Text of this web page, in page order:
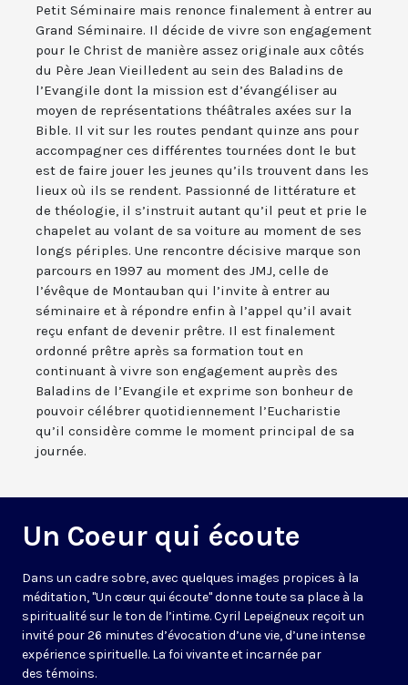
Petit Séminaire mais renonce finalement à entrer au
Grand Séminaire. Il décide de vivre son engagement
pour le Christ de manière assez originale aux côtés
du Père Jean Vieilledent au sein des Baladins de
l’Evangile dont la mission est d’évangéliser au
moyen de représentations théâtrales axées sur la
Bible. Il vit sur les routes pendant quinze ans pour
accompagner ces différentes tournées dont le but
est de faire jouer les jeunes qu’ils trouvent dans les
lieux où ils se rendent. Passionné de littérature et
de théologie, il s’instruit autant qu’il peut et prie le
chapelet au volant de sa voiture au moment de ses
longs périples. Une rencontre décisive marque son
parcours en 1997 au moment des JMJ, celle de
l’évêque de Montauban qui l’invite à entrer au
séminaire et à répondre enfin à l’appel qu’il avait
reçu enfant de devenir prêtre. Il est finalement
ordonné prêtre après sa formation tout en
continuant à vivre son engagement auprès des
Baladins de l’Evangile et exprime son bonheur de
pouvoir célébrer quotidiennement l’Eucharistie
qu’il considère comme le moment principal de sa
journée.
Un Coeur qui écoute
Dans un cadre sobre, avec quelques images propices à la
méditation, "Un cœur qui écoute" donne toute sa place à la
spiritualité sur le ton de l’intime. Cyril Lepeigneux reçoit un
invité pour 26 minutes d’évocation d’une vie, d’une intense
expérience spirituelle. La foi vivante et incarnée par
des témoins.